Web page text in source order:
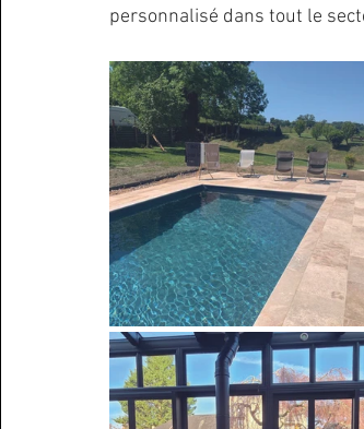
personnalisé dans tout le